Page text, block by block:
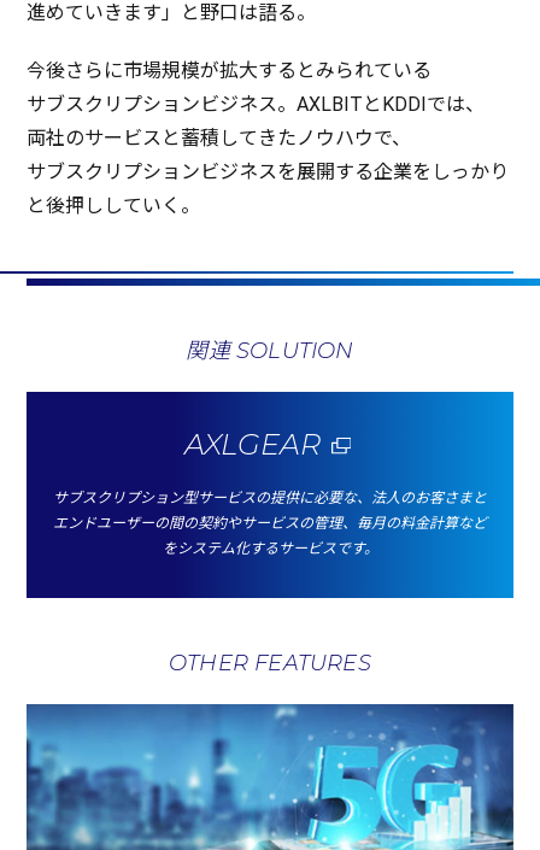
進めていきます」と野口 は語る。
今後さらに市場規模が拡大するとみられている
サブスクリプションビジネス。AXLBITとKDDIでは、
両社のサービス と 蓄積 してきたノウハウで、
サブスクリプションビジネスを展開する企業をしっかり
と後押 ししていく。
関連 SOLUTION
AXLGEAR
サブスクリプション型サービスの提供に必要な、法人のお客さまと
エンドユーザーの間の契約やサービスの管理、毎月の料金計算など
をシステム化するサービスです。
OTHER FEATURES